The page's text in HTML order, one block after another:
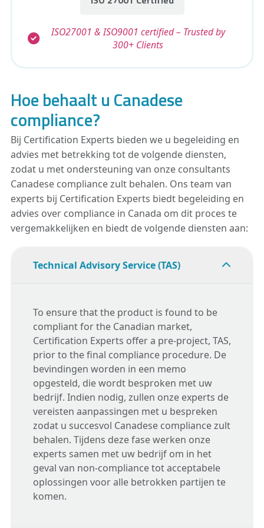
ISO27001 & ISO9001 certified – Trusted by
300+ Clients
Hoe behaalt u Canadese
compliance?
Bij Certification Experts bieden we u begeleiding en
advies met betrekking tot de volgende diensten,
zodat u met ondersteuning van onze consultants
Canadese compliance zult behalen. Ons team van
experts bij Certification Experts biedt begeleiding en
advies over compliance in Canada om dit proces te
vergemakkelijken en biedt de volgende diensten aan:
Technical Advisory Service (TAS)
To ensure that the product is found to be
compliant for the Canadian market,
Certification Experts offer a pre-project, TAS,
prior to the final compliance procedure. De
bevindingen worden in een memo
opgesteld, die wordt besproken met uw
bedrijf. Indien nodig, zullen onze experts de
vereisten aanpassingen met u bespreken
zodat u succesvol Canadese compliance zult
behalen. Tijdens deze fase werken onze
experts samen met uw bedrijf om in het
geval van non-compliance tot acceptabele
oplossingen voor alle betrokken partijen te
komen.